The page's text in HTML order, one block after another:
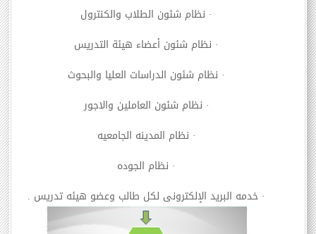
· نظام شئون الطلاب والكنترول
· نظام شئون أعضاء هيئة التدريس
· نظام شئون الدراسات العليا والبحوث
· نظام شئون العاملين والاجور
· نظام المدينه الجامعيه
· نظام الجوده
· خدمه البريد الإلكترونى لكل طالب وعضو هيئه تدريس .